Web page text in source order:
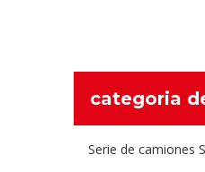
categoria
Serie de camiones